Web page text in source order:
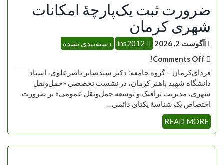
ضرورت ثبت یک‌پارچۀ امکانات
شهری کرمان
آگوست 2, 2026
دسته‌بندی نشده
فردای‌کرمان – گروه جامعه: دکتر سیدصابر ناصرعلوی، استاد
دانشگاه شهید باهنر کرمان، در نشست تخصصی «حمل‌ونقل
شهری، مدیریت ترافیک و توسعه حمل‌ونقل عمومی» بر ضرورت
اختصاص یک شناسۀ یکتای دائمی…
READ MORE